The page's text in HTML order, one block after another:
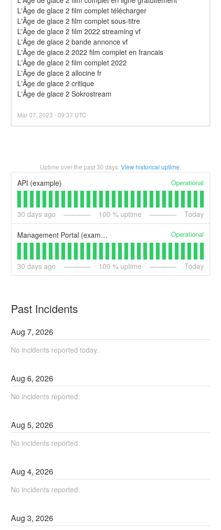
L'Âge de glace 2 film complet télécharger
L'Âge de glace 2 film complet sous-titre
L'Âge de glace 2 film 2022 streaming vf
L'Âge de glace 2 bande annonce vf
L'Âge de glace 2 2022 film complet en francais
L'Âge de glace 2 film complet 2022
L'Âge de glace 2 allocine fr
L'Âge de glace 2 critique
L'Âge de glace 2 Sokrostream
Mar07 ,2023 -09:37 UTC
Uptime over the past30 days. View historical uptime.
API (example) Operational
30 days ago 100 % uptime Today
Management Portal (example) Operational
30 days ago 100 % uptime Today
Past Incidents
Aug7,2026
No incidents reported today.
Aug6,2026
No incidents reported.
Aug5,2026
No incidents reported.
Aug4,2026
No incidents reported.
Aug3,2026